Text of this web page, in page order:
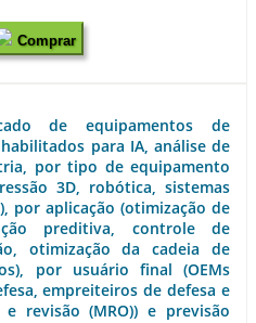
Comprar
de equipamentos de
para IA, análise de
por tipo de equipamento
3D, robótica, sistemas
por aplicação (otimização de
preditiva, controle de
otimização da cadeia de
por usuário final (OEMs
empreiteiros de defesa e
revisão (MRO)) e previsão